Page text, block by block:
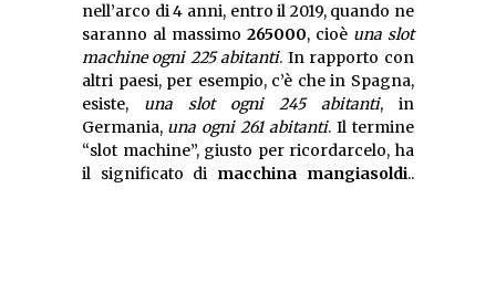
nell’arco di 4 anni, entro il 2019, quando ne
saranno al massimo 265000, cioè una slot
machine ogni 225 abitanti. In rapporto con
altri paesi, per esempio, c’è che in Spagna,
esiste, una slot ogni 245 abitanti, in
Germania, una ogni 261 abitanti. Il termine
“slot machine”, giusto per ricordarcelo, ha
il significato di macchina mangiasoldi